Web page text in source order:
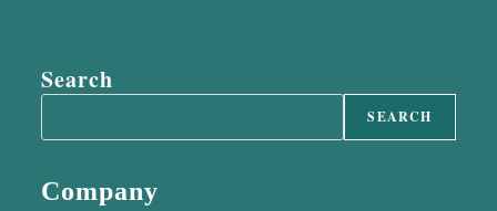
Search
SEARCH
Company